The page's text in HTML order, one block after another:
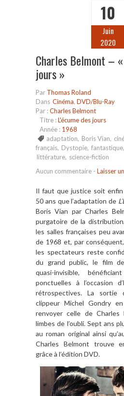
10
Juin
2020
Charles Belmont – «
jours »
Par Thomas Roland
Dans Cinéma, DVD/Blu-Ray
Par :Charles Belmont
Titre :L'écume des jours
Année : 1968
adaptation, Boris Vian,
français, Dystopie, fantastique,
littérature, science-fiction
Aucun commentaire - Laisser
Il faut que justice soit
50 ans que l’adaptation de
Boris Vian par Charles
purgatoire de la
les salles françaises peu
de 1968 et, par
les spectateurs reste
du grand public, le film
quasi-invisible,
ponctuelles à l’occasion
rétrospectives. La sortie
clippeur Michel Gondry
renvoyer celle de Charles
limbes de l’oubli. Sept ans
au roman original ainsi
Charles Belmont trouve
grâce à l’édition DVD.